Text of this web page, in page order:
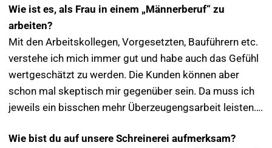
Wie ist es, als Frau in einem „Männerberuf“ zu
arbeiten?
Mit den Arbeitskollegen, Vorgesetzten, Bauführern etc.
verstehe ich mich immer gut und habe auch das Gefühl
wertgeschätzt zu werden. Die Kunden können aber
schon mal skeptisch mir gegenüber sein. Da muss ich
jeweils ein bisschen mehr Überzeugengsarbeit leisten….
Wie bist du auf unsere Schreinerei aufmerksam?